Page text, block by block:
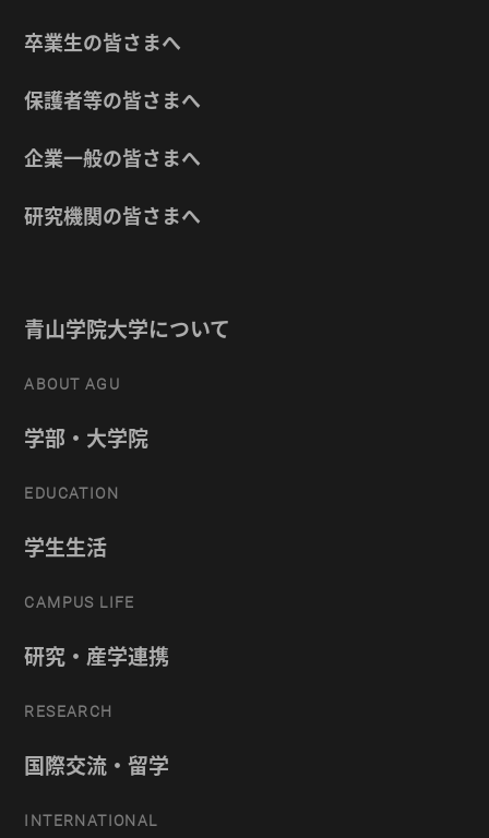
卒業生の皆さまへ
保護者等の皆さまへ
企業一般の皆さまへ
研究機関の皆さまへ
青山学院大学について
ABOUT AGU
学部・大学院
EDUCATION
学生生活
CAMPUS LIFE
研究・産学連携
RESEARCH
国際交流・留学
INTERNATIONAL